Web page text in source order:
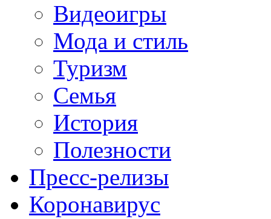
Видеоигры
Мода и стиль
Туризм
Семья
История
Полезности
Пресс-релизы
Коронавирус